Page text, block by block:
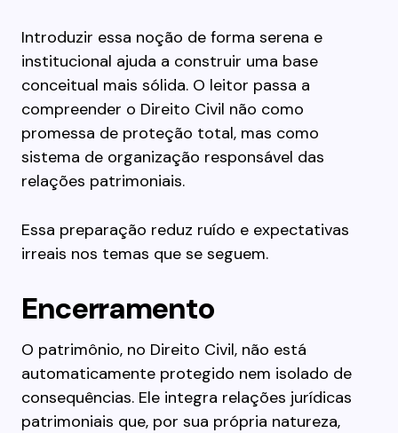
Introduzir essa noção de forma serena e
institucional ajuda a construir uma base
conceitual mais sólida. O leitor passa a
compreender o Direito Civil não como
promessa de proteção total, mas como
sistema de organização responsável das
relações patrimoniais.
Essa preparação reduz ruído e expectativas
irreais nos temas que se seguem.
Encerramento
O patrimônio, no Direito Civil, não está
automaticamente protegido nem isolado de
consequências. Ele integra relações jurídicas
patrimoniais que, por sua própria natureza,